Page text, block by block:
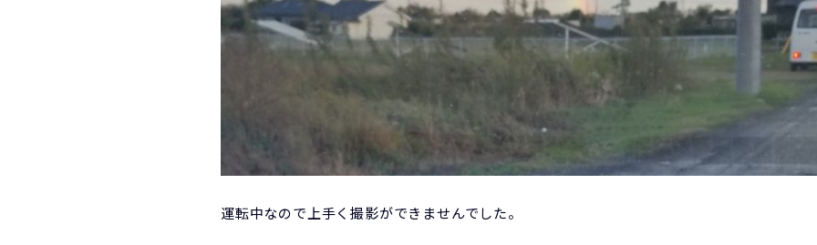
運転中なので上手く撮影ができませんでした。